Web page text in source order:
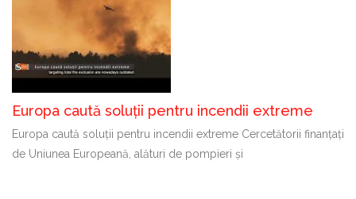
Europa caută soluții pentru incendii extreme
Europa caută soluții pentru incendii extreme Cercetătorii finanțați
de Uniunea Europeană, alături de pompieri și